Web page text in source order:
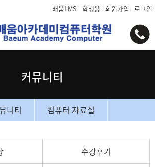
배움LMS 학생용 회원가입 로그인
커뮤니티
니티 컴퓨터 자료실
수강후기